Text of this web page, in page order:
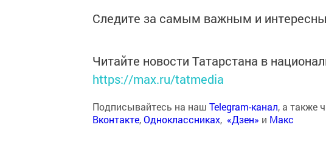
Следите за самым важным и
Читайте новости Татарстана в
https://max.ru/tatmedia
Подписывайтесь на наш Telegram-канал, а также
Вконтакте,Одноклассниках, «Дзен» и Макс